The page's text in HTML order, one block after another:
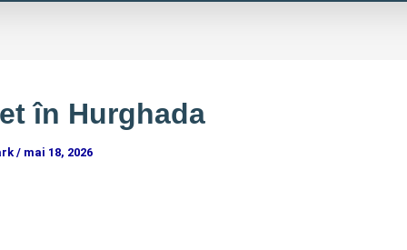
în Hurghada
/ mai 18, 2026